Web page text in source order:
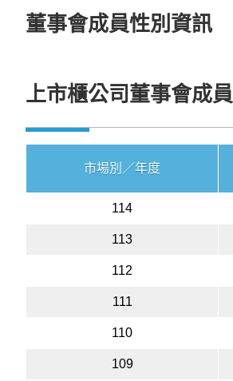
董事會成員性別資訊
上市櫃公司董事會成
市場別／年度
114
113
112
111
110
109